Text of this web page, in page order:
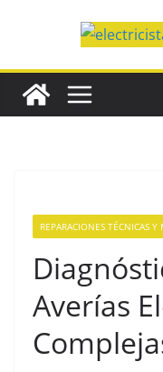
REPARACIONES TÉCNICAS
Averías